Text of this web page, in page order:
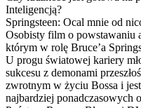
Inteligencją?
Springsteen: Ocal mnie od
Osobisty film o powstawaniu
którym w rolę Bruce’a
U progu światowej kariery
sukcesu z demonami
zwrotnym w życiu Bossa i
najbardziej ponadczasowych